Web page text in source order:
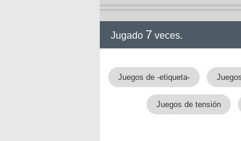
Jugado 7 veces.
Juegos de -etiqueta-
Juegos de tensión